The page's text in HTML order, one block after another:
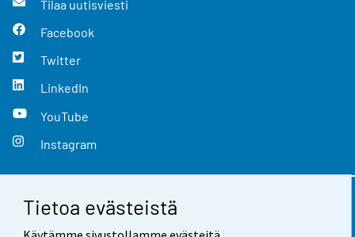
Tietoa evästeistä
Tilaa uutisviesti
Facebook
Twitter
LinkedIn
YouTube
Instagram
Yhteystiedot